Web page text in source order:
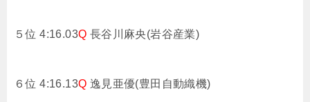
５位 4:16.03Q 長谷川麻央(岩谷産業)
６位 4:16.13Q 逸見亜優(豊田自動織機)